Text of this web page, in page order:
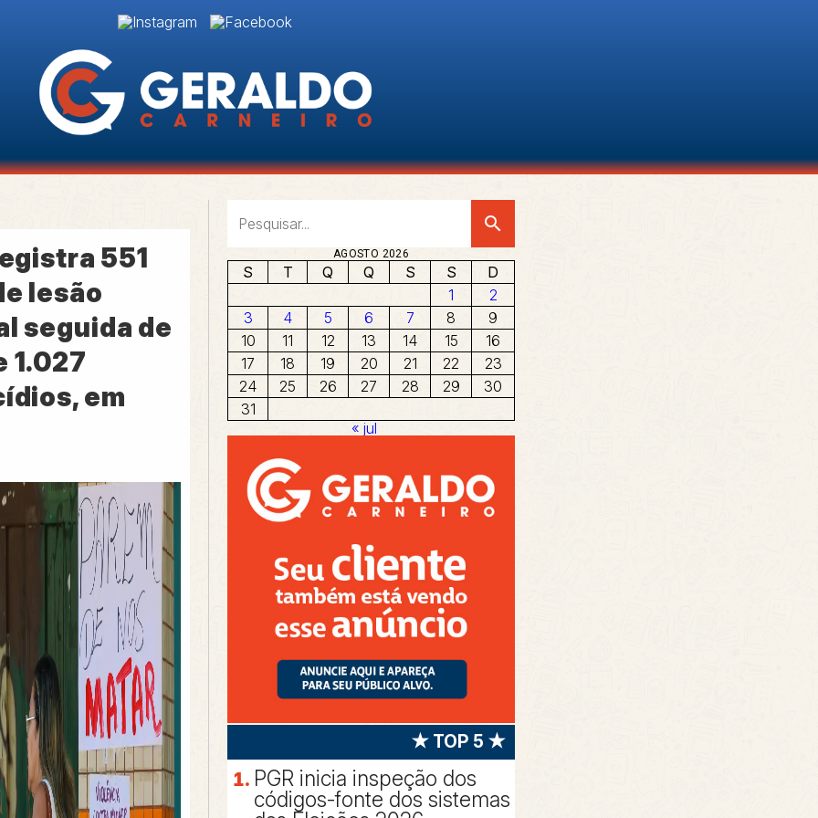
551
lesão
seguida de
1.027
em
search
AGOSTO 2026
S T Q Q S S
D
1
2
3
4 5 6 7 8
9
10
11 12 13 14 15
16
17
18 19 20 21 22
23
24
25 26 27 28 29
30
31
« jul
★ TOP 5 ★
PGR inicia inspeção dos
códigos-fonte dos sistemas